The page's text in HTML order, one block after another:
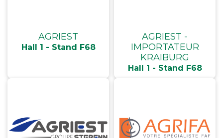
AGRIEST
Hall 1 - Stand F68
AGRIEST -
IMPORTATEUR
KRAIBURG
Hall 1 - Stand F68